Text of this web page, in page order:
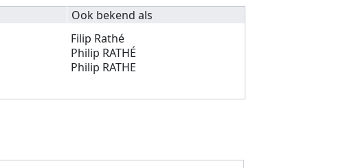
Ook bekend als
Filip Rathé
Philip RATHÉ
Philip RATHE